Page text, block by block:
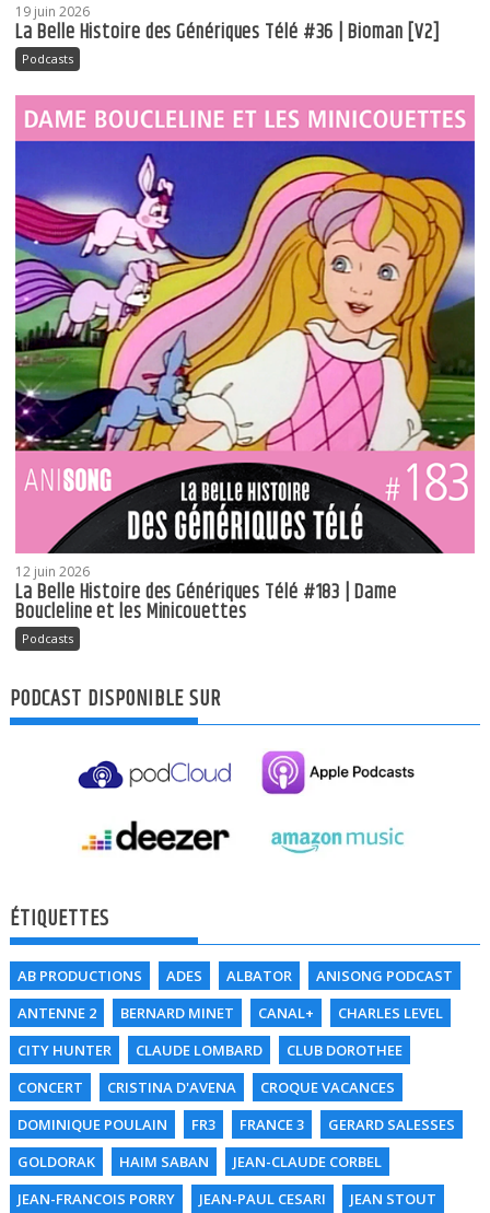
19 juin 2026
La Belle Histoire des Génériques Télé #36 | Bioman [V2]
Podcasts
12 juin 2026
La Belle Histoire des Génériques Télé #183 | Dame
Boucleline et les Minicouettes
Podcasts
PODCAST DISPONIBLE SUR
ÉTIQUETTES
AB PRODUCTIONS ADES ALBATOR
ANISONG PODCAST
ANTENNE 2
BERNARD MINET CANAL+
CHARLES LEVEL
CITY HUNTER
CLAUDE LOMBARD
CLUB DOROTHEE
CONCERT
CRISTINA D'AVENA
CROQUE VACANCES
DOMINIQUE POULAIN
FR3 FRANCE 3
GERARD SALESSES
GOLDORAK
HAIM SABAN
JEAN-CLAUDE CORBEL
JEAN-FRANCOIS PORRY
JEAN-PAUL CESARI JEAN STOUT